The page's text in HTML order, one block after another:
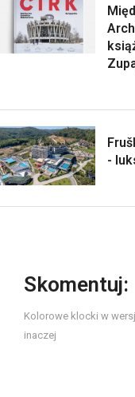
-
Skomentuj:
Kolorowe klocki w
inaczej